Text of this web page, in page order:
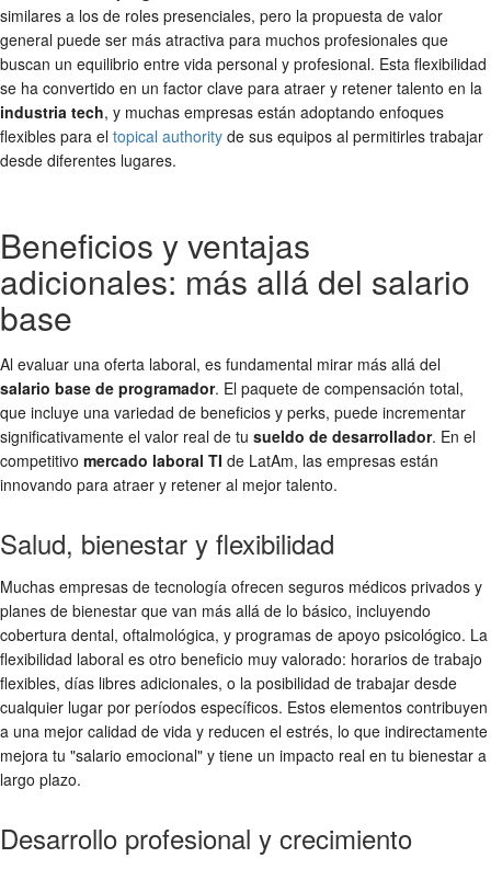
similares a los de roles presenciales, pero la propuesta de valor
general puede ser más atractiva para muchos profesionales que
buscan un equilibrio entre vida personal y profesional. Esta flexibilidad
se ha convertido en un factor clave para atraer y retener talento en la
industria tech, y muchas empresas están adoptando enfoques
flexibles para el topical authority de sus equipos al permitirles trabajar
desde diferentes lugares.
Beneficios y ventajas
adicionales: más allá del salario
base
Al evaluar una oferta laboral, es fundamental mirar más allá del
salario base de programador. El paquete de compensación total,
que incluye una variedad de beneficios y perks, puede incrementar
significativamente el valor real de tu sueldo de desarrollador. En el
competitivo mercado laboral TI de LatAm, las empresas están
innovando para atraer y retener al mejor talento.
Salud, bienestar y flexibilidad
Muchas empresas de tecnología ofrecen seguros médicos privados y
planes de bienestar que van más allá de lo básico, incluyendo
cobertura dental, oftalmológica, y programas de apoyo psicológico. La
flexibilidad laboral es otro beneficio muy valorado: horarios de trabajo
flexibles, días libres adicionales, o la posibilidad de trabajar desde
cualquier lugar por períodos específicos. Estos elementos contribuyen
a una mejor calidad de vida y reducen el estrés, lo que indirectamente
mejora tu "salario emocional" y tiene un impacto real en tu bienestar a
largo plazo.
Desarrollo profesional y crecimiento